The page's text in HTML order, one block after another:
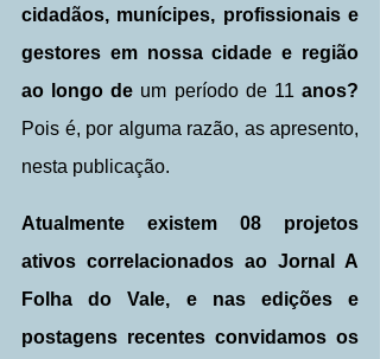
cidadãos, munícipes, profissionais e
gestores em nossa cidade e região
ao longo de um período de 11 anos?
Pois é, por alguma razão, as apresento,
nesta publicação.
Atualmente existem 08 projetos
ativos correlacionados ao Jornal A
Folha do Vale, e nas edições e
postagens recentes convidamos os